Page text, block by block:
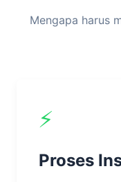
Mengapa harus
⚡
Proses